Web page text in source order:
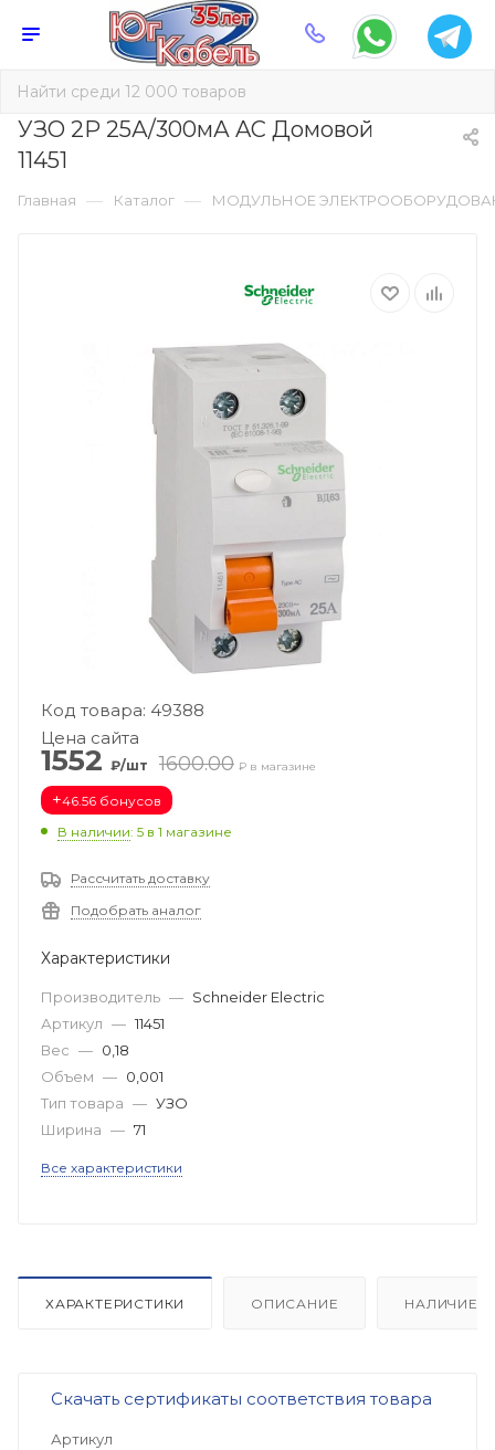
УЗО 2Р 25А/300мА AC Домовой
11451
Главная — Каталог — МОДУЛЬНОЕ
Код товара: 49388
Цена сайта
1552 ₽/шт 1600.00 ₽ в магазине
+46.56 бонусов
В наличии: 5 в 1 магазине
Рассчитать доставку
Подобрать аналог
Характеристики
Производитель — Schneider Electric
Артикул — 11451
Вес — 0,18
Объем — 0,001
Тип товара — УЗО
Ширина — 71
Все характеристики
ХАРАКТЕРИСТИКИ ОПИСАНИЕ НАЛИЧИЕ
Скачать сертификаты соответствия товара
Артикул